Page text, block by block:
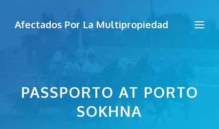
Afectados Por La Multipropiedad
PASSPORTO AT PORTO
SOKHNA